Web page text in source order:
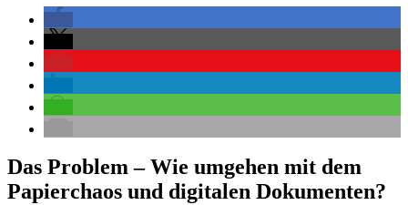
Das Problem – Wie umgehen mit dem
Papierchaos und digitalen Dokumenten?